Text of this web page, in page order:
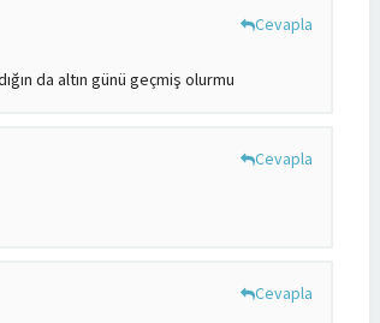
da altın günü geçmiş olurmu
Cevapla
Cevapla
Cevapla